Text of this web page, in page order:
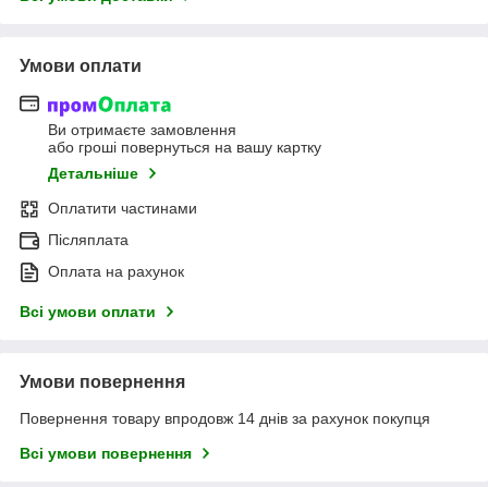
Умови оплати
Ви отримаєте замовлення
або гроші повернуться на вашу картку
Детальніше
Оплатити частинами
Післяплата
Оплата на рахунок
Всі умови оплати
Умови повернення
Повернення товару впродовж 14 днів за рахунок покупця
Всі умови повернення